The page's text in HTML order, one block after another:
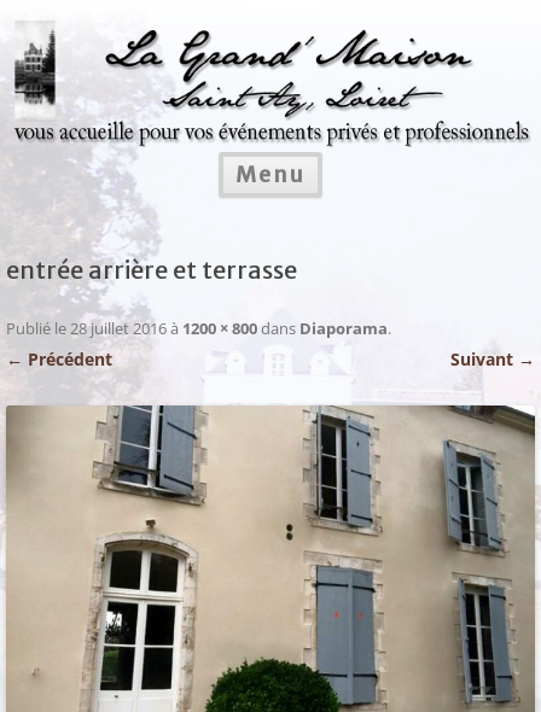
Aller
contenu
Menu
entrée arrière et terrasse
Publié le28 juillet 2016à 1200 × 800dans Diaporama.
← Précédent Suivant →